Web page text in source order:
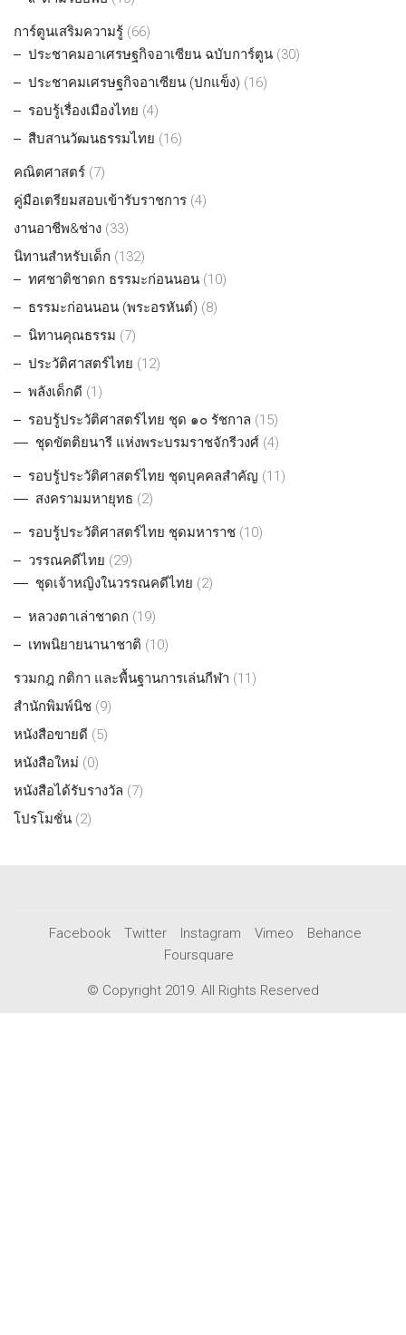
การ์ตูนเสริมความรู้ (66)
ประชาคมอาเศรษฐกิจอาเซียน ฉบับการ์ตูน (30)
ประชาคมเศรษฐกิจอาเซียน (ปกแข็ง) (16)
รอบรู้เรื่องเมืองไทย (4)
สืบสานวัฒนธรรมไทย (16)
คณิตศาสตร์ (7)
คู่มือเตรียมสอบเข้ารับราชการ (4)
งานอาชีพ&ช่าง (33)
นิทานสำหรับเด็ก (132)
ทศชาติชาดก ธรรมะก่อนนอน (10)
ธรรมะก่อนนอน (พระอรหันต์) (8)
นิทานคุณธรรม (7)
ประวัติศาสตร์ไทย (12)
พลังเด็กดี (1)
รอบรู้ประวัติศาสตร์ไทย ชุด ๑๐ รัชกาล (15)
ชุดขัตติยนารี แห่งพระบรมราชจักรีวงศ์ (4)
รอบรู้ประวัติศาสตร์ไทย ชุดบุคคลสำคัญ (11)
สงครามมหายุทธ (2)
รอบรู้ประวัติศาสตร์ไทย ชุดมหาราช (10)
วรรณคดีไทย (29)
ชุดเจ้าหญิงในวรรณคดีไทย (2)
หลวงตาเล่าชาดก (19)
เทพนิยายนานาชาติ (10)
รวมกฎ กติกา และพื้นฐานการเล่นกีฬา (11)
สำนักพิมพ์นิช (9)
หนังสือขายดี (5)
หนังสือใหม่ (0)
หนังสือได้รับรางวัล (7)
โปรโมชั่น (2)
Facebook Twitter Instagram Vimeo
Behance
Foursquare
© Copyright 2019. All Rights Reserved